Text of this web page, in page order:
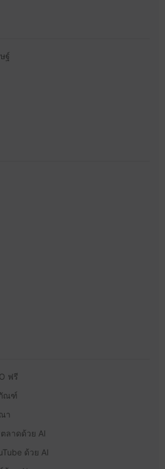
ฐ์
ฟรี
ภัณฑ์
า
ลาดด้วย AI
ด้วย AI